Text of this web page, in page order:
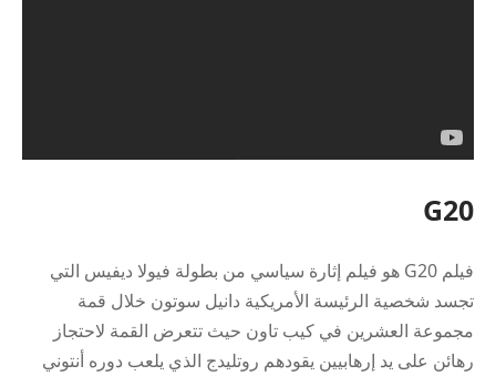
G20
فيلم G20 هو فيلم إثارة سياسي من بطولة فيولا ديفيس التي
تجسد شخصية الرئيسة الأمريكية دانيل سوتون خلال قمة
مجموعة العشرين في كيب تاون حيث تتعرض القمة لاحتجاز
رهائن على يد إرهابيين يقودهم روتليدج الذي يلعب دوره أنتوني